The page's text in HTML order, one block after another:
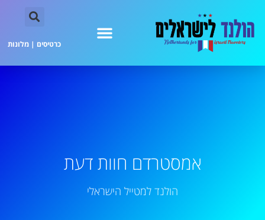
כרטיסים | מלונות
אמסטרדם חוות דעת
הולנד למטייל הישראלי